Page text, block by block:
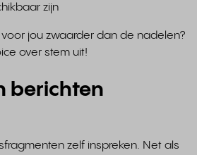
zijn
jou zwaarder dan de nadelen?
over stem uit!
berichten
zelf inspreken. Net als